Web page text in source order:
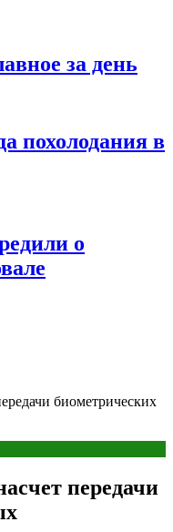
за день
похолодания в
о
биометрических
передачи